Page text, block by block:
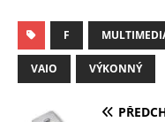
F
VAIO VÝKONNÝ